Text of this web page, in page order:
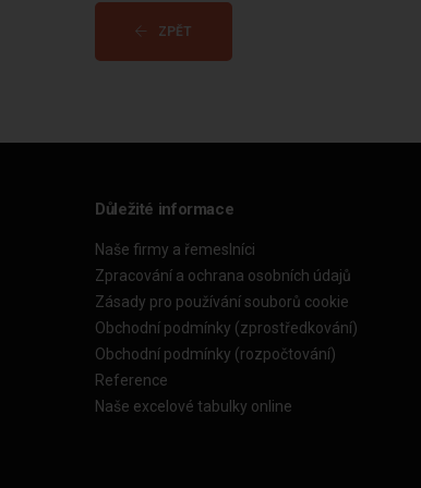
ZPĚT
Důležité informace
Naše firmy a řemeslníci
Zpracování a ochrana osobních údajů
Zásady pro používání souborů cookie
Obchodní podmínky (zprostředkování)
Obchodní podmínky (rozpočtování)
Reference
Naše excelové tabulky online